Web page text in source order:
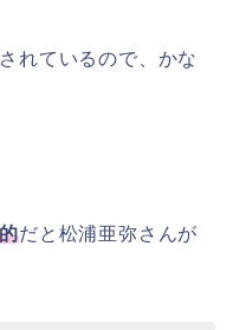
れているので、かな
だと松浦亜弥さんが